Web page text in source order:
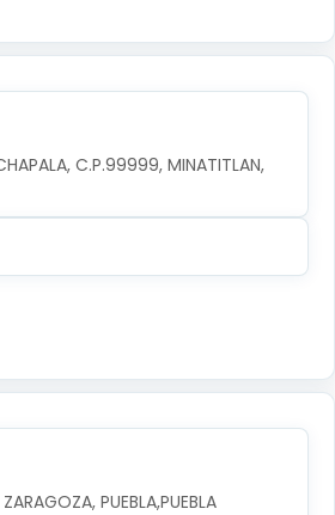
C.P.99999, MINATITLAN,
PUEBLA,PUEBLA